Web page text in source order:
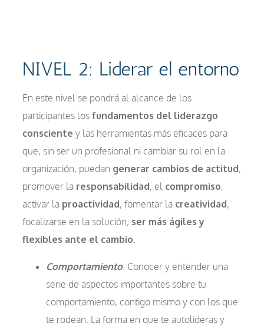
NIVEL 2: Liderar el entorno
En este nivel se pondrá al alcance de los
participantes los fundamentos del liderazgo
consciente y las herramientas más eficaces para
que, sin ser un profesional ni cambiar su rol en la
organización, puedan generar cambios de actitud,
promover la responsabilidad, el compromiso,
activar la proactividad, fomentar la creatividad,
focalizarse en la solución, ser más ágiles y
flexibles ante el cambio.
Comportamiento: Conocer y entender una
serie de aspectos importantes sobre tu
comportamiento, contigo mismo y con los que
te rodean. La forma en que te autolideras y